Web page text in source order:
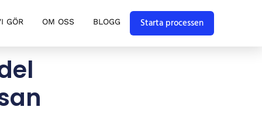
GÖR OM OSS BLOGG Starta processen